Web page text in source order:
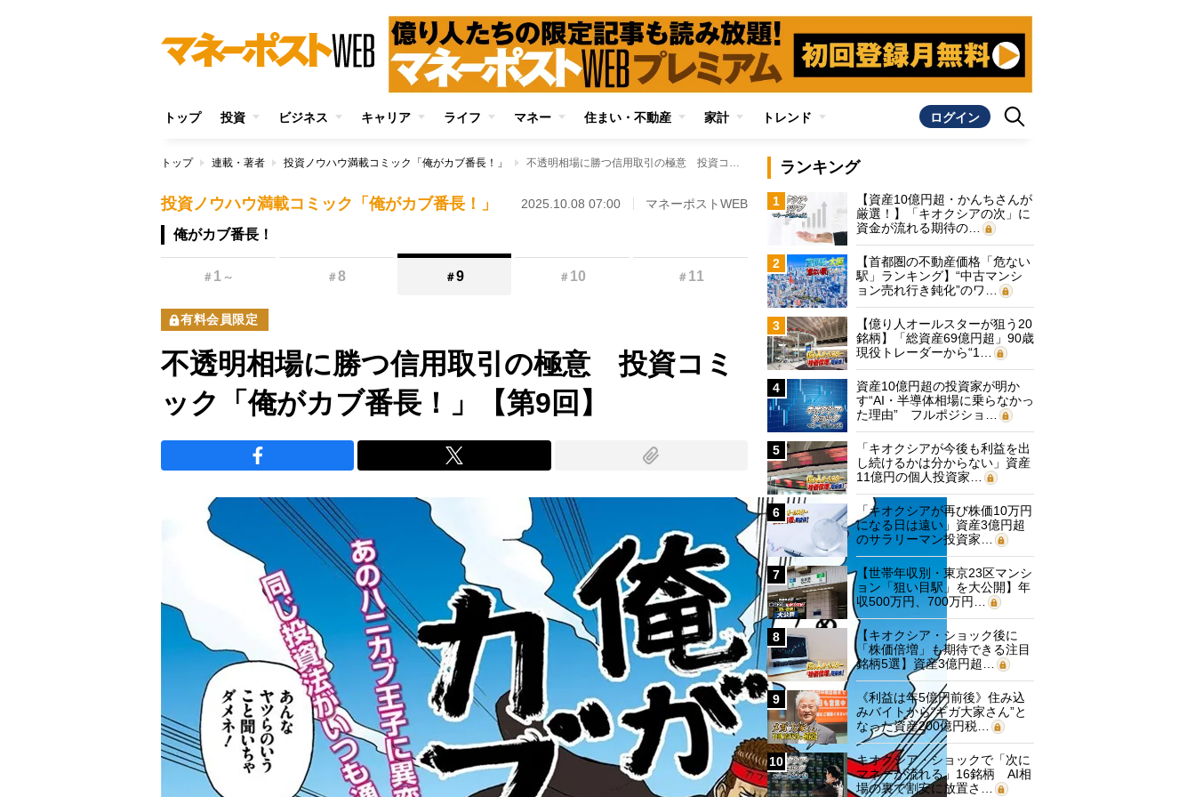
トップ 投資 ビジネス キャリア ライフ マネー 住まい・不動産 家計 トレンド ログイン
トップ 連載・著者 投資ノウハウ満載コミック「俺がカブ番長！」 不透明相場に勝つ信用取引の極意 投資コミック「俺がカブ番長！」【第9回】
投資ノウハウ満載コミック「俺がカブ番長！」 2025.10.08 07:00 マネーポストWEB
俺がカブ番長！
＃ 1 ～ ＃8 ＃9 ＃ 10 ＃ 11
有料会員限定
不透明相場に勝つ信用取引の極意 投資コミ
ック「俺がカブ番長！」【第9回】
ランキング
1
【資産10億円超・かんちさんが
厳選！】「キオクシアの次」に
資金が流れる期待の…
2
【首都圏の不動産価格「危ない
駅」ランキング】“中古マンシ
ョン売れ行き鈍化”のワ…
3
【億り人オールスターが狙う20
銘柄】「総資産69億円超」90歳
現役トレーダーから“1…
4
資産10億円超の投資家が明か
す“AI・半導体相場に乗らなかっ
た理由” フルポジショ…
5
「キオクシアが今後も利益を出
し続けるかは分からない」資産
11億円の個人投資家…
6
「キオクシアが再び株価10万円
になる日は遠い」資産3億円超
のサラリーマン投資家…
7
【世帯年収別・東京23区マンシ
ョン「狙い目駅」を大公開】年
収500万円、700万円…
8
【キオクシア・ショック後に
「株価倍増」も期待できる注目
銘柄5選】資産3億円超…
9
《利益は年5億円前後》住み込
みバイトから“ギガ大家さん”と
なった資産200億円税…
10
キオクシア・ショックで「次に
マネーが流れる」16銘柄 AI相
場の裏で割安に放置さ…